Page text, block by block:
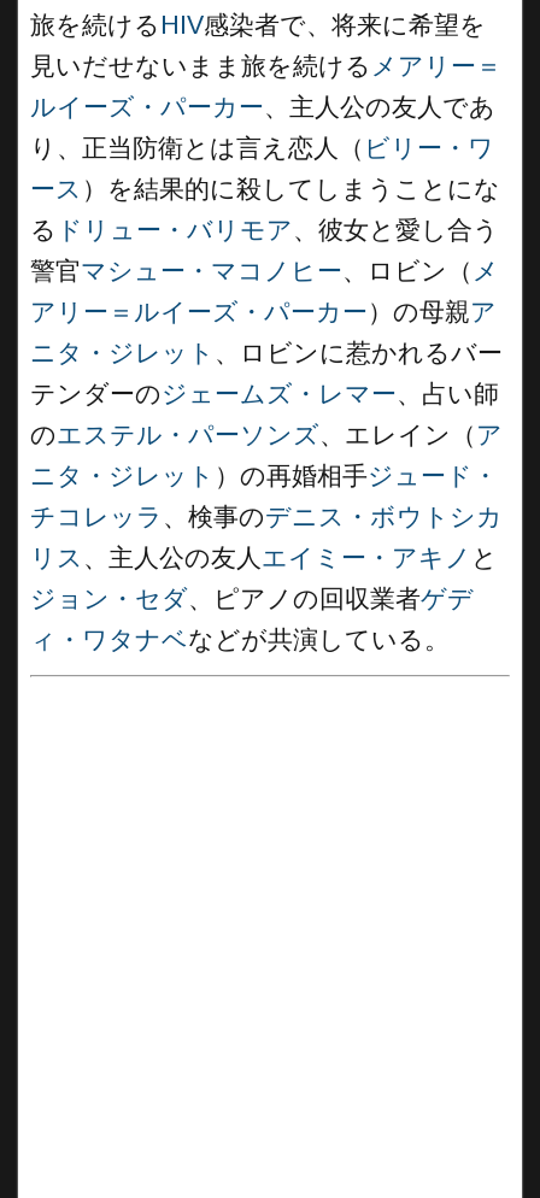
旅を続ける HIV感染者で、将来に希望を
見いだせないまま旅を続ける メアリー＝
ルイーズ・パーカー、主人公の友人であ
り、正当防衛とは言え恋人（ ビリー・ワ
ース ）を結果的に殺してしまうことにな
る ドリュー・バリモア、彼女と愛し合う
警官マシュー・マコノヒー、ロビン（ メ
アリー＝ルイーズ・パーカー）の母親ア
ニタ・ジレット 、ロビンに惹かれるバー
テンダーのジェームズ・レマー、占い師
のエステル・パーソンズ、エレイン（ ア
ニタ・ジレット ）の再婚相手ジュード・
チコレッラ 、検事のデニス・ボウトシカ
リス 、主人公の友人エイミー・アキノ と
ジョン・セダ、ピアノの回収業者ゲデ
ィ・ワタナベなどが共演している。